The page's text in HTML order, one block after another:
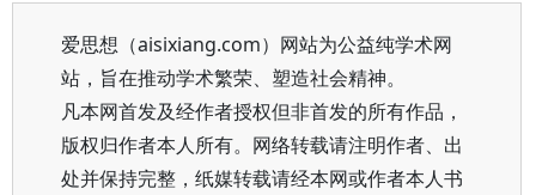
爱思想（aisixiang.com）网站为公益纯学术网
站，旨在推动学术繁荣、塑造社会精神。
凡本网首发及经作者授权但非首发的所有作品，
版权归作者本人所有。网络转载请注明作者、出
处并保持完整，纸媒转载请经本网或作者本人书